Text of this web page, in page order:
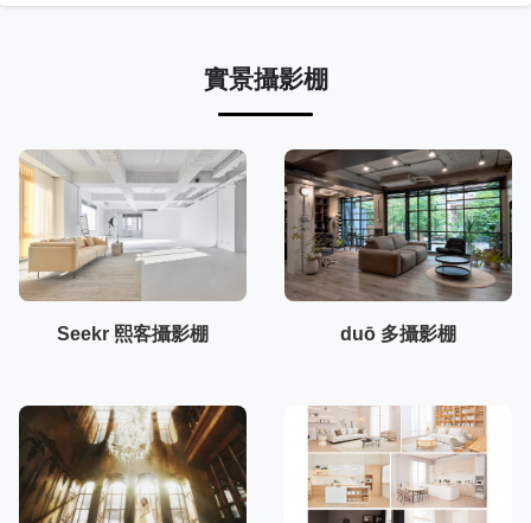
實景攝影棚
Seekr 熙客攝影棚 duō 多攝影棚